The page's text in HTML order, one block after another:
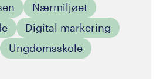
Nærmiljøet
Digital markering
Ungdomsskole